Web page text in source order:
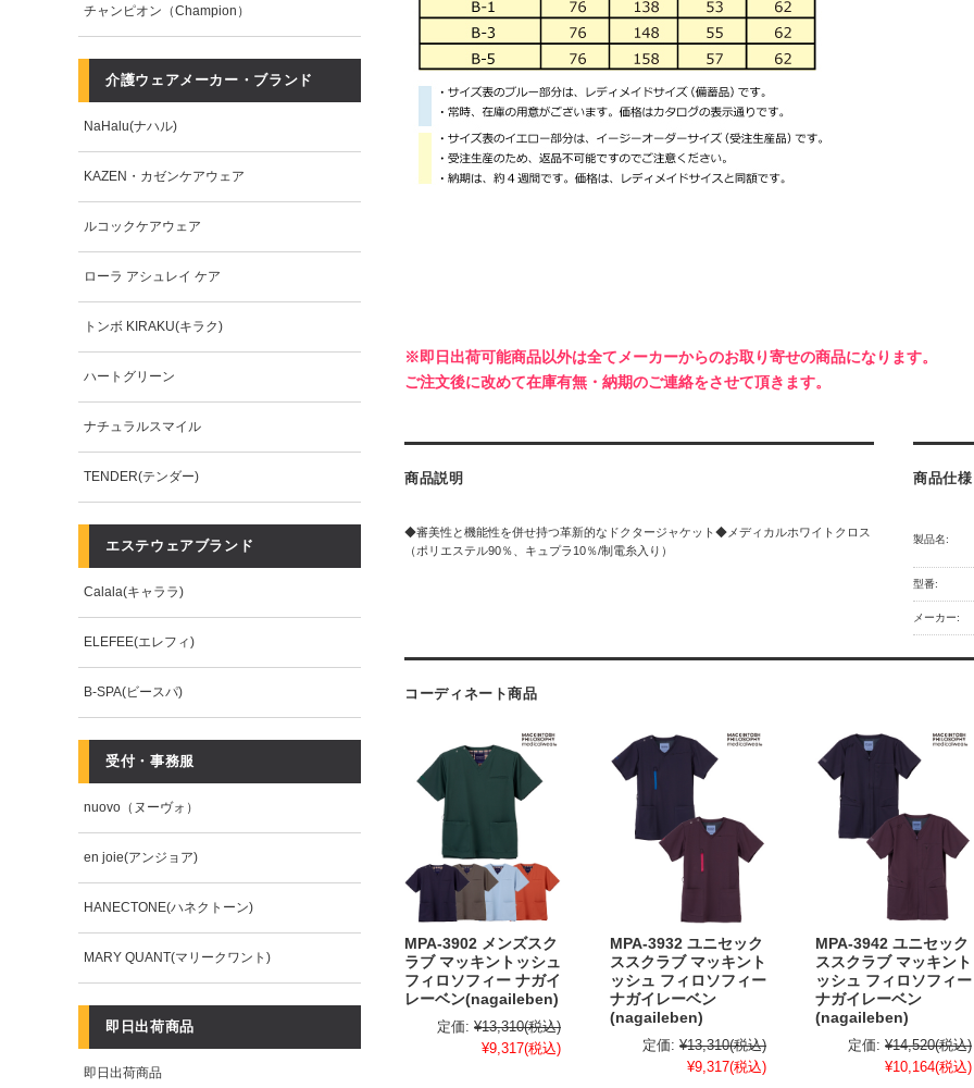
※即日出荷可能商品以外は全てメーカーからのお取り寄せの商品になります。
ご注文後に改めて在庫有無・納期のご連絡をさせて頂きます。
商品説明
◆審美性と機能性を併せ持つ革新的なドクタージャケット◆メディカルホワイトクロス
（ポリエステル90％、キュプラ10％/制電糸入り）
商品仕様
製品名:
型番:
メーカー:
コーディネート商品
MPA-3902 メンズスク
ラブ マッキントッシュ
フィロソフィー ナガイ
レーベン(nagaileben)
定価: ¥13,310(税込)
¥9,317(税込)
MPA-3932 ユニセック
ススクラブ マッキント
ッシュ フィロソフィー
ナガイレーベン
(nagaileben)
定価: ¥13,310(税込)
¥9,317(税込)
MPA-3942 ユニセック
ススクラブ マッキント
ッシュ フィロソフィー
ナガイレーベン
(nagaileben)
定価: ¥14,520(税込)
¥10,164(税込)
チャンピオン（Champion）
介護ウェアメーカー・ブランド
NaHalu(ナハル)
KAZEN・カゼンケアウェア
ルコックケアウェア
ローラ アシュレイ ケア
トンボ KIRAKU(キラク)
ハートグリーン
ナチュラルスマイル
TENDER(テンダー)
エステウェアブランド
Calala(キャララ)
ELEFEE(エレフィ)
B-SPA(ビースパ)
受付・事務服
nuovo（ヌーヴォ）
en joie(アンジョア)
HANECTONE(ハネクトーン)
MARY QUANT(マリークワント)
即日出荷商品
即日出荷商品